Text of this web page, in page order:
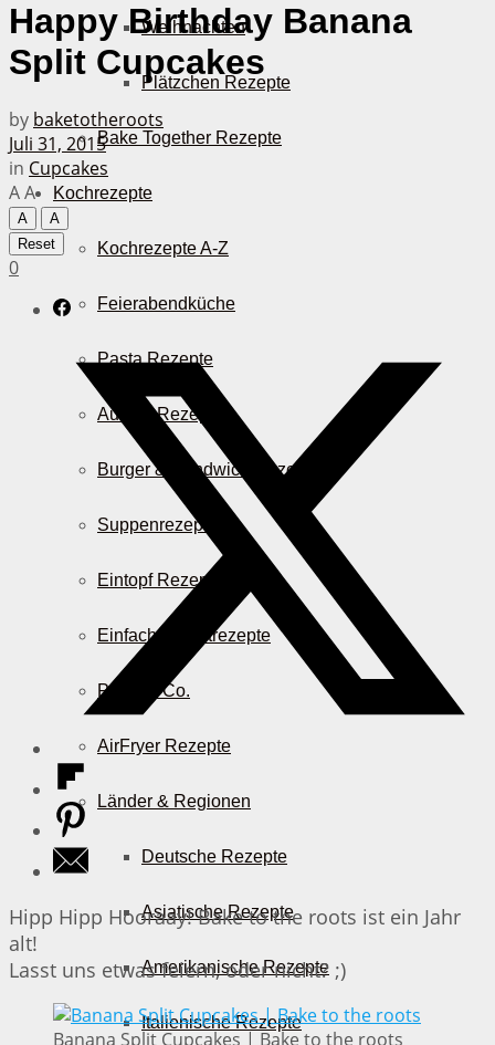
Weihnachten
Plätzchen Rezepte
Bake Together Rezepte
Kochrezepte
Kochrezepte A-Z
Feierabendküche
Pasta Rezepte
Auflauf Rezepte
Burger & Sandwich Rezepte
Suppenrezepte
Eintopf Rezepte
Einfache Salatrezepte
Pizza & Co.
AirFryer Rezepte
Länder & Regionen
Deutsche Rezepte
Asiatische Rezepte
Amerikanische Rezepte
Italienische Rezepte
Happy Birthday Banana
Split Cupcakes
by baketotheroots
Juli 31, 2015
in Cupcakes
AA
A
A
Reset
0
Hipp Hipp Hooraay! Bake to the roots ist ein Jahr
alt!
Lasst uns etwas feiern, oder nicht? ;)
Banana Split Cupcakes | Bake to the roots